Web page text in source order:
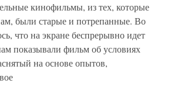
кинофильмы, из тех, которые
были старые и потрепанные. Во
что на экране беспрерывно идет
показывали фильм об условиях
на основе опытов,